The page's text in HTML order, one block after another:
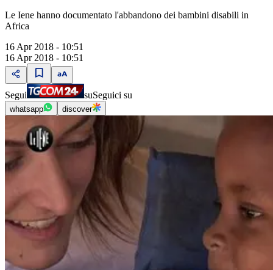
Le Iene hanno documentato l'abbandono dei bambini disabili in
Africa
16 Apr 2018 - 10:51
16 Apr 2018 - 10:51
Segui suSeguici su
whatsapp discover